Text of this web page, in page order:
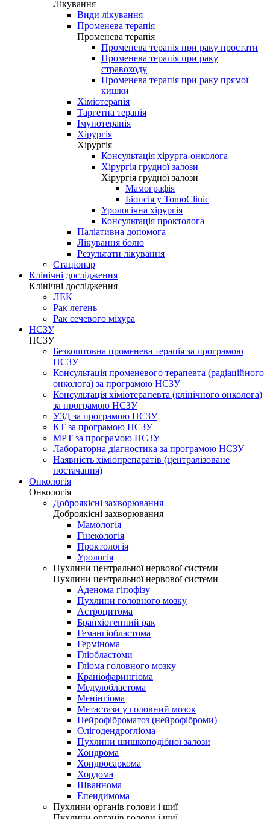
Лікування
Види лікування
Променева терапія
Променева терапія
Променева терапія при раку простати
Променева терапія при раку
стравоходу
Променева терапія при раку прямої
кишки
Хіміотерапія
Таргетна терапія
Імунотерапія
Хірургія
Хірургія
Консультація хірурга-онколога
Хірургія грудної залози
Хірургія грудної залози
Мамографія
Біопсія у TomoClinic
Урологічна хірургія
Консультація проктолога
Паліативна допомога
Лікування болю
Результати лікування
Стаціонар
Клінічні дослідження
Клінічні дослідження
ЛЕК
Рак легень
Рак сечевого міхура
НСЗУ
НСЗУ
Безкоштовна променева терапія за програмою
НСЗУ
Консультація променевого терапевта (радіаційного
онколога) за програмою НСЗУ
Консультація хіміотерапевта (клінічного онколога)
за програмою НСЗУ
УЗД за програмою НСЗУ
КТ за програмою НСЗУ
МРТ за програмою НСЗУ
Лабораторна діагностика за програмою НСЗУ
Наявність хіміопрепаратів (централізоване
постачання)
Онкологія
Онкологія
Доброякісні захворювання
Доброякісні захворювання
Мамологія
Гінекологія
Проктологія
Урологія
Пухлини центральної нервової системи
Пухлини центральної нервової системи
Аденома гіпофізу
Пухлини головного мозку
Астроцитома
Бранхіогенний рак
Гемангіобластома
Гермінома
Гліобластоми
Гліома головного мозку
Краніофарингіома
Медулобластома
Менінгіома
Метастази у головний мозок
Нейрофіброматоз (нейрофіброми)
Олігодендрогліома
Пухлини шишкоподібної залози
Хондрома
Хондросаркома
Хордома
Шваннома
Епендимома
Пухлини органів голови і шиї